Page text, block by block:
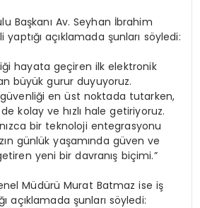
Başkanı Av. Seyhan İbrahim
yaptığı açıklamada şunları söyledi:
hayata geçiren ilk elektronik
büyük gurur duyuyoruz.
güvenliği en üst noktada tutarken,
kolay ve hızlı hale getiriyoruz.
bir teknoloji entegrasyonu
günlük yaşamında güven ve
yeni bir davranış biçimi.”
Müdürü Murat Batmaz ise iş
açıklamada şunları söyledi: